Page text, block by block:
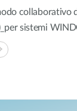
collaborativo
sistemi